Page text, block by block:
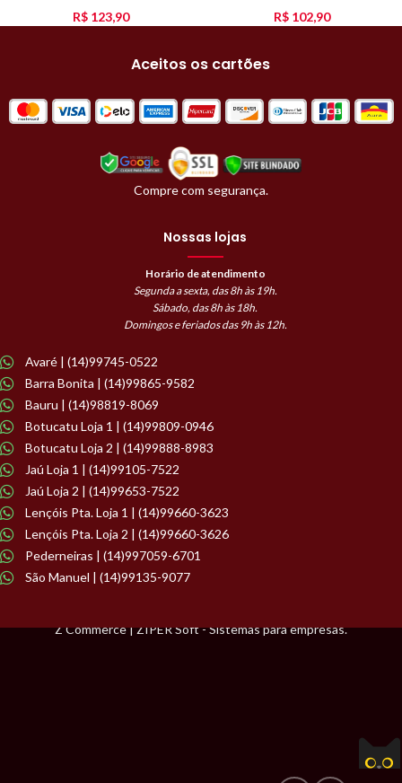
R$123,90 R$102,90
Aceitos os cartões
Compre com segurança.
Nossas lojas
Horário de atendimento
Segunda a sexta, das 8h às 19h.
Sábado, das 8h às 18h.
Domingos e feriados das 9h às 12h.
Avaré | (14)99745-0522
Barra Bonita | (14)99865-9582
Bauru | (14)98819-8069
Botucatu Loja 1 | (14)99809-0946
Botucatu Loja 2 | (14)99888-8983
Jaú Loja 1 | (14)99105-7522
Jaú Loja 2 | (14)99653-7522
Lençóis Pta. Loja 1 | (14)99660-3623
Lençóis Pta. Loja 2 | (14)99660-3626
Pederneiras | (14)997059-6701
São Manuel | (14)99135-9077
Z Commerce | ZIPER Soft - Sistemas para empresas.